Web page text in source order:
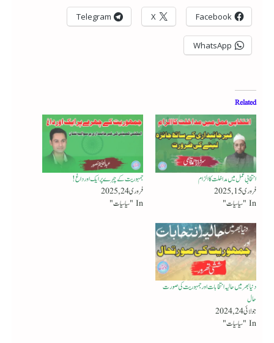
Facebook
X
Telegram
WhatsApp
Related
انتخابی عمل میں مداخلت کا الزام
فروری 15, 2025
In "سیاسیات"
جمہوریت کے چہرے پر ایک اور داغ!
فروری 24, 2025
In "سیاسیات"
دنیا بھر میں حالیہ انتخابات اور جمہوریت کی صورت
حال
جولائی 24, 2024
In "سیاسیات"